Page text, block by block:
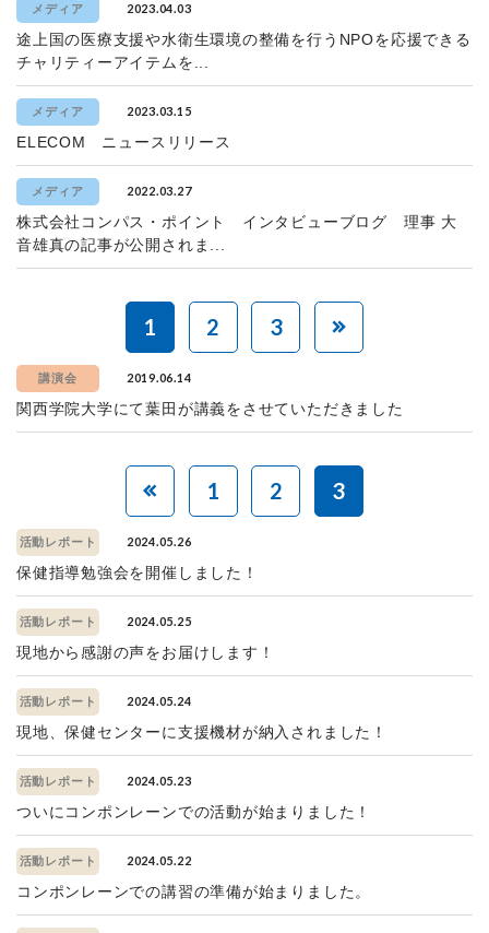
メディア 2023.04.03
途上国の医療支援や水衛生環境の整備を行うNPOを応援できる
チャリティーアイテムを...
メディア 2023.03.15
ELECOM ニュースリリース
メディア 2022.03.27
株式会社コンパス・ポイント インタビューブログ 理事 大
音雄真の記事が公開されま...
1 2 3
講演会 2019.06.14
関西学院大学にて葉田が講義をさせていただきました
1 2 3
活動レポート 2024.05.26
保健指導勉強会を開催しました！
活動レポート 2024.05.25
現地から感謝の声をお届けします！
活動レポート 2024.05.24
現地、保健センターに支援機材が納入されました！
活動レポート 2024.05.23
ついにコンポンレーンでの活動が始まりました！
活動レポート 2024.05.22
コンポンレーンでの講習の準備が始まりました。